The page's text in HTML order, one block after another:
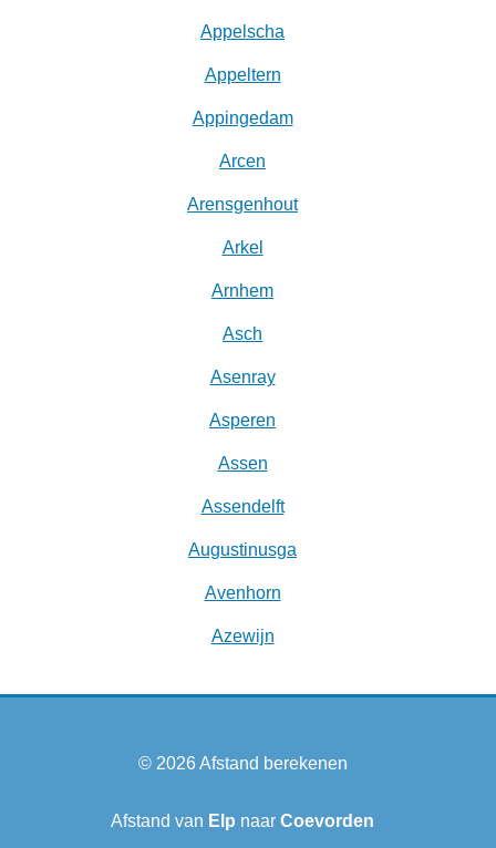
Appelscha
Appeltern
Appingedam
Arcen
Arensgenhout
Arkel
Arnhem
Asch
Asenray
Asperen
Assen
Assendelft
Augustinusga
Avenhorn
Azewijn
© 2026Afstand berekenen
Afstand van Elp naar Coevorden